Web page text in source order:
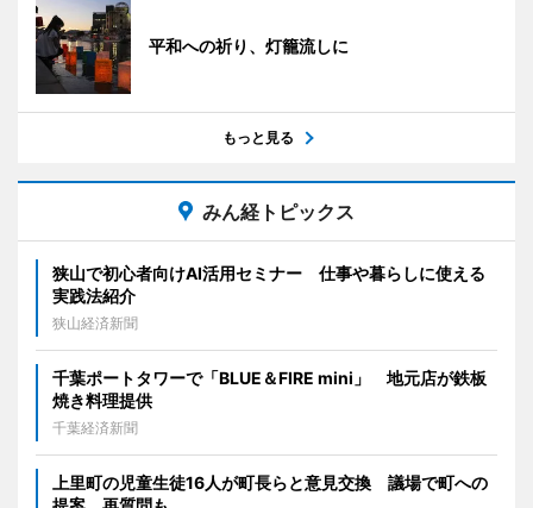
平和への祈り、灯籠流しに
もっと見る
みん経トピックス
狭山で初心者向けAI活用セミナー 仕事や暮らしに使える
実践法紹介
狭山経済新聞
千葉ポートタワーで「BLUE＆FIRE mini」 地元店が鉄板
焼き料理提供
千葉経済新聞
上里町の児童生徒16人が町長らと意見交換 議場で町への